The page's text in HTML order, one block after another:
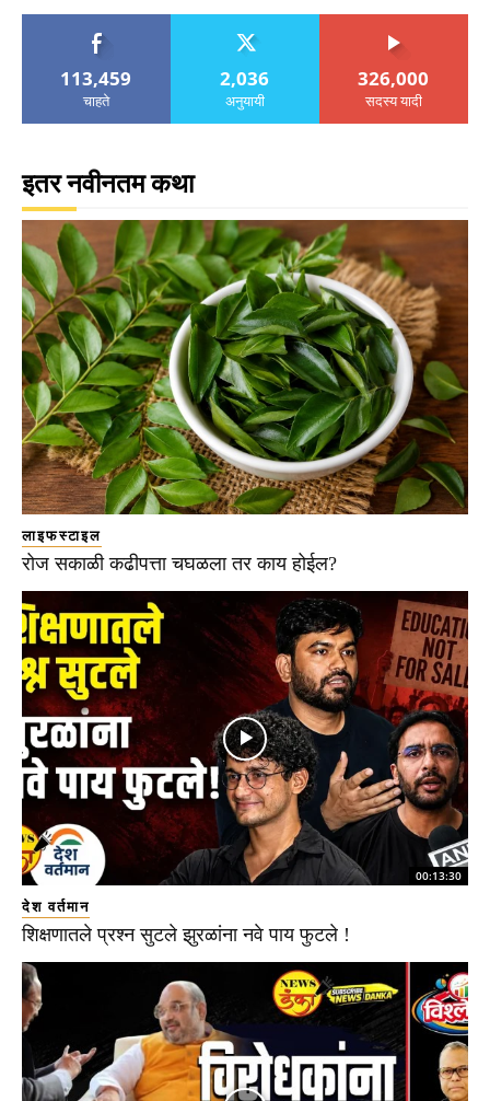
113,459
चाहते
2,036
अनुयायी
326,000
सदस्य यादी
इतर नवीनतम कथा
लाइफस्टाइल
रोज सकाळी कढीपत्ता चघळला तर काय होईल?
00:13:30
देश वर्तमान
शिक्षणातले प्रश्न सुटले झुरळांना नवे पाय फुटले !